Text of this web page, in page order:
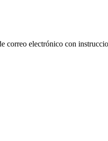
electrónico con